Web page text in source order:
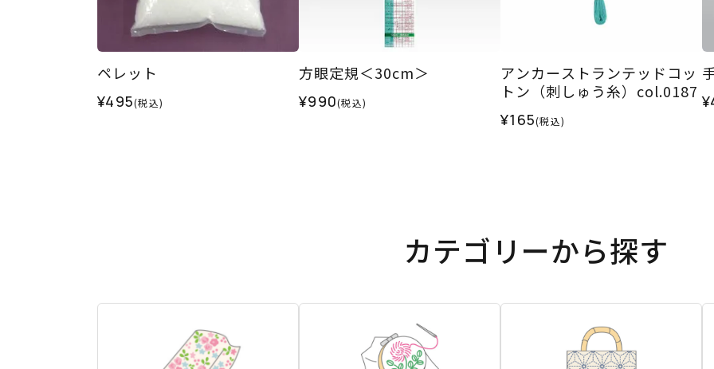
ペレット
¥495(税込)
方眼定規＜30cm＞
¥990(税込)
アンカーストランテッドコッ
トン（刺しゅう糸）col.0187
¥165(税込)
カテゴリーから探す